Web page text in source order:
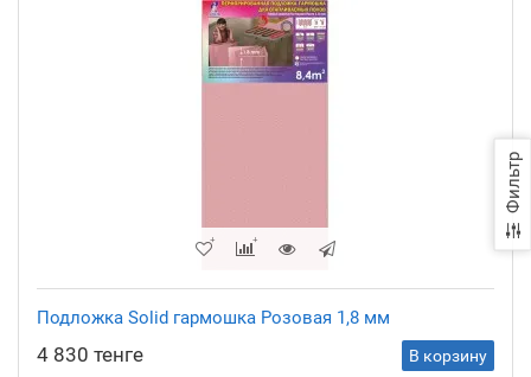
Фильтр
Подложка Solid гармошка Розовая 1,8 мм
4 830 тенге В корзину